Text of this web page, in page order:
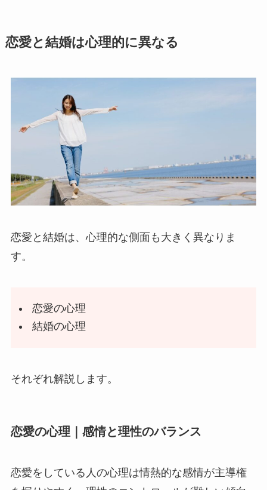
恋愛と結婚は心理的に異なる
恋愛と結婚は、心理的な側面も大きく異なりま
す。
恋愛の心理
結婚の心理
それぞれ解説します。
恋愛の心理｜感情と理性のバランス
恋愛をしている人の心理は情熱的な感情が主導権